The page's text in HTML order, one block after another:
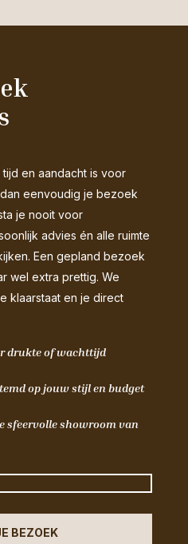
en aandacht is voor
eenvoudig je bezoek
je nooit voor
advies én alle ruimte
Een gepland bezoek
wel extra prettig. We
klaarstaat en je direct
drukte of wachttijd
op jouw stijl en budget
sfeervolle showroom van
BEZOEK